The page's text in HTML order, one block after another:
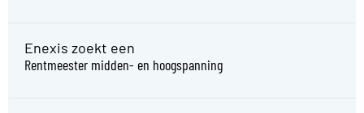
Enexis zoekt een
Rentmeester midden- en hoogspanning